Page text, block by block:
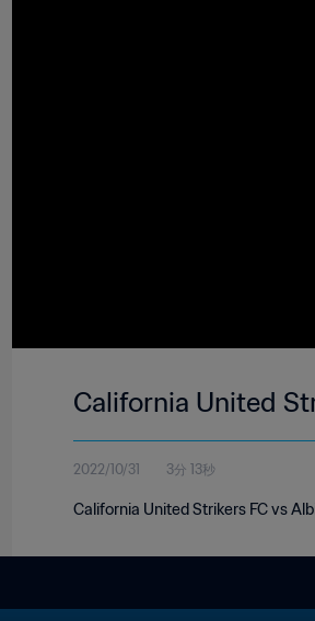
California United
2022/10/31 3分 13秒
California United Strikers FC vs